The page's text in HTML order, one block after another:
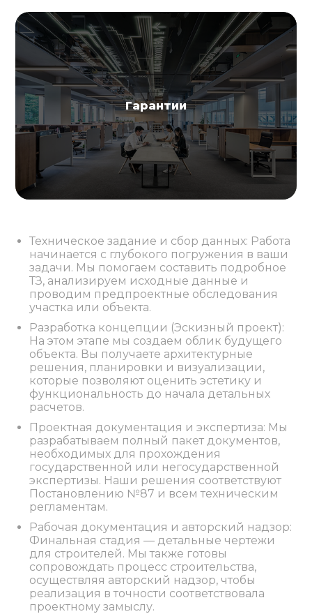
Гарантии
Техническое задание и сбор данных: Работа
начинается с глубокого погружения в ваши
задачи. Мы помогаем составить подробное
ТЗ, анализируем исходные данные и
проводим предпроектные обследования
участка или объекта.
Разработка концепции (Эскизный проект):
На этом этапе мы создаем облик будущего
объекта. Вы получаете архитектурные
решения, планировки и визуализации,
которые позволяют оценить эстетику и
функциональность до начала детальных
расчетов.
Проектная документация и экспертиза: Мы
разрабатываем полный пакет документов,
необходимых для прохождения
государственной или негосударственной
экспертизы. Наши решения соответствуют
Постановлению №87 и всем техническим
регламентам.
Рабочая документация и авторский надзор:
Финальная стадия — детальные чертежи
для строителей. Мы также готовы
сопровождать процесс строительства,
осуществляя авторский надзор, чтобы
реализация в точности соответствовала
проектному замыслу.